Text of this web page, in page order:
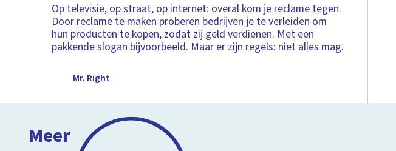
Op televisie, op straat, op internet: overal kom je reclame tegen.
Door reclame te maken proberen bedrijven je te verleiden om
hun producten te kopen, zodat zij geld verdienen. Met een
pakkende slogan bijvoorbeeld. Maar er zijn regels: niet alles mag.
Mr. Right
Meer